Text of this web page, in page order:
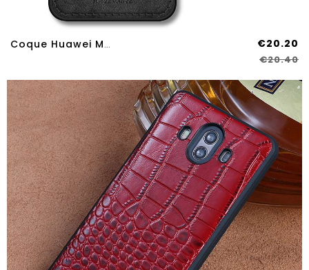
Coque Huawei Mate 10 Légère Fluide Doux Téléphone Portable Ultra Délavé En Daim Constellation Noir €20.20
€20.40